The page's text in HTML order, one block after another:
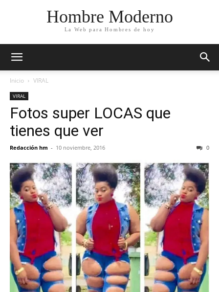
Hombre Moderno
La Web para Hombres de hoy
Inicio VIRAL
VIRAL
Fotos super LOCAS que
tienes que ver
Redacción hm - 10 noviembre, 2016 0